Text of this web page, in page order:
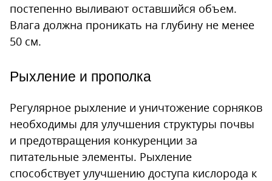
постепенно выливают оставшийся объем.
Влага должна проникать на глубину не менее
50 см.
Рыхление и прополка
Регулярное рыхление и уничтожение сорняков
необходимы для улучшения структуры почвы
и предотвращения конкуренции за
питательные элементы. Рыхление
способствует улучшению доступа кислорода к